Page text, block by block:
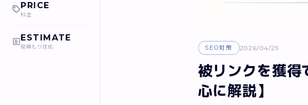
PRICE
料金
ESTIMATE
見積もり作成 SEO対策 2026/04/25
被リンクを獲
心に解説】